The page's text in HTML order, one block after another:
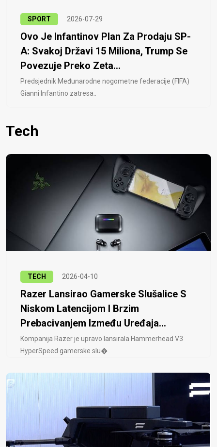
SPORT 2026-07-29
Ovo Je Infantinov Plan Za Prodaju SP-
A: Svakoj Državi 15 Miliona, Trump Se
Povezuje Preko Zeta...
Predsjednik Međunarodne nogometne federacije (FIFA)
Gianni Infantino zatresa..
Tech
TECH 2026-04-10
Razer Lansirao Gamerske Slušalice S
Niskom Latencijom I Brzim
Prebacivanjem Između Uređaja...
Kompanija Razer je upravo lansirala Hammerhead V3
HyperSpeed ​​gamerske slu�..